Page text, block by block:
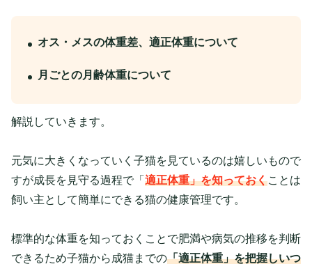
オス・メスの体重差、適正体重について
月ごとの月齢体重について
解説していきます。
元気に大きくなっていく子猫を見ているのは嬉しいもので
すが成長を見守る過程で「 適正体重」を知っておくことは
飼い主として簡単にできる猫の健康管理です。
標準的な体重を知っておくことで肥満や病気の推移を判断
できるため子猫から成猫までの「適正体重」を把握しいつ